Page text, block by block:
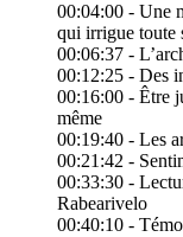
00:04:00 - Une
qui irrigue toute
00:06:37 -
00:12:25 - Des
00:16:00 - Être
même
00:19:40 - Les
00:21:42 -
00:33:30 -
Rabearivelo
00:40:10 -